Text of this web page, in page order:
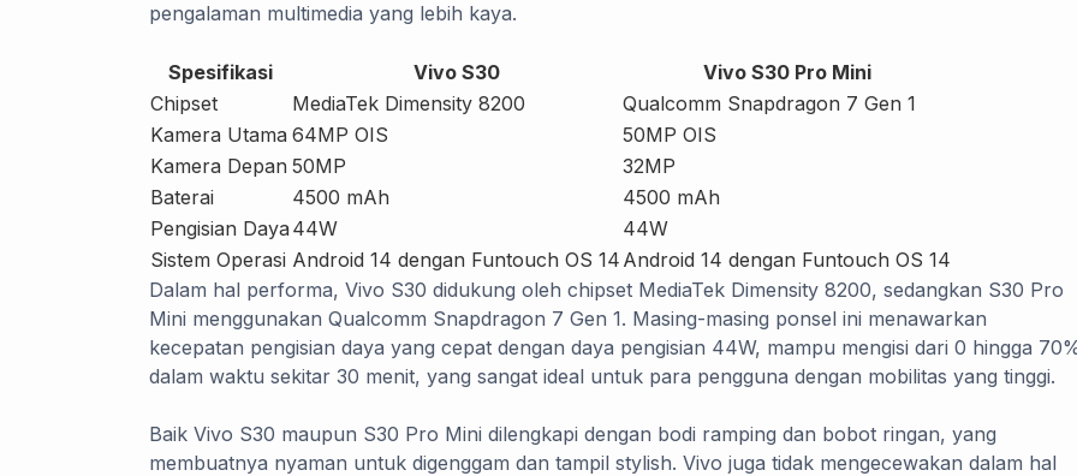
pengalaman multimedia yang lebih kaya.
Spesifikasi Vivo S30
Vivo S30 Pro Mini
Chipset
MediaTek Dimensity 8200
Qualcomm Snapdragon 7 Gen 1
Kamera Utama 64MP OIS
50MP OIS
Kamera Depan 50MP
32MP
Baterai
4500 mAh
4500 mAh
Pengisian Daya 44W
44W
Sistem Operasi Android 14 dengan Funtouch OS 14 Android 14 dengan Funtouch OS 14
Dalam hal performa, Vivo S30 didukung oleh chipset MediaTek Dimensity 8200, sedangkan S30 Pro
Mini menggunakan Qualcomm Snapdragon 7 Gen 1. Masing-masing ponsel ini menawarkan
kecepatan pengisian daya yang cepat dengan daya pengisian 44W, mampu mengisi dari 0 hingga
dalam waktu sekitar 30 menit, yang sangat ideal untuk para pengguna dengan mobilitas yang tinggi.
Baik Vivo S30 maupun S30 Pro Mini dilengkapi dengan bodi ramping dan bobot ringan, yang
membuatnya nyaman untuk digenggam dan tampil stylish. Vivo juga tidak mengecewakan dalam hal